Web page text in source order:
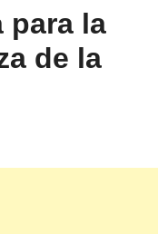
para la
de la